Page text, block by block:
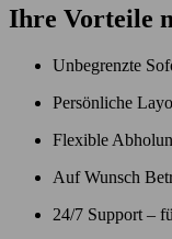
Ihre Vorteile
Unbegrenzte
Persönliche
Flexible
Auf Wunsch
24/7 Support –